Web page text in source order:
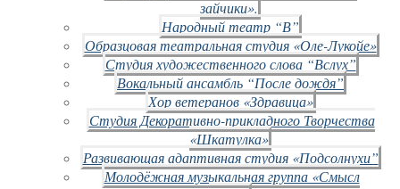
зайчики».
Народный театр “В”
Образцовая театральная студия «Оле-Лукойе»
Студия художественного слова “Вслух”
Вокальный ансамбль “После дождя”
Хор ветеранов «Здравица»
Студия Декоративно-прикладного Творчества
«Шкатулка»
Развивающая адаптивная студия «Подсолнухи”
Молодёжная музыкальная группа «Смысл